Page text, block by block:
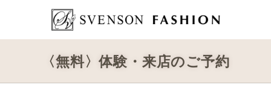
〈無料〉体験・来店のご予約